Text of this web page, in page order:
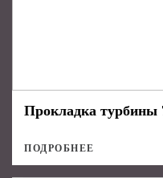
Прокладка турбины
ПОДРОБНЕЕ